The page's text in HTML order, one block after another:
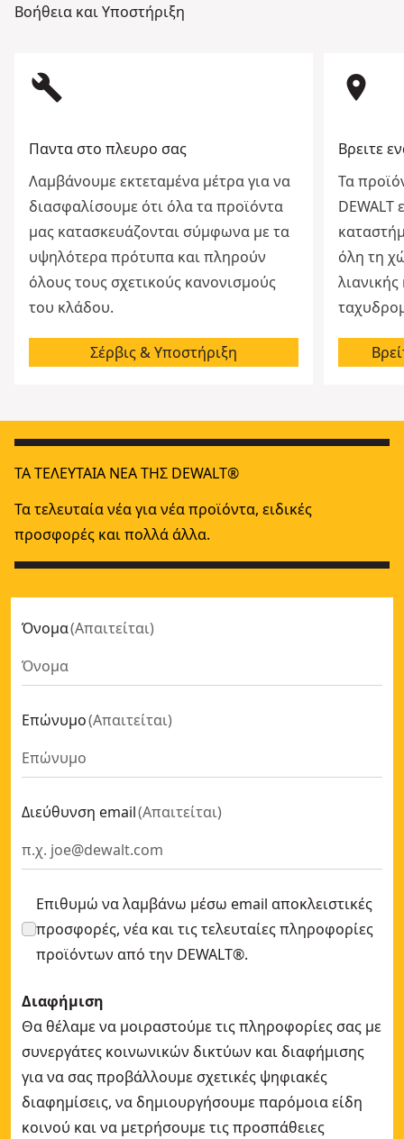
Βοήθεια και Υποστήριξη
build
Παντα στο πλευρο σας
Λαμβάνουμε εκτεταμένα μέτρα για να
διασφαλίσουμε ότι όλα τα προϊόντα
μας κατασκευάζονται σύμφωνα με τα
υψηλότερα πρότυπα και πληρούν
όλους τους σχετικούς κανονισμούς
του κλάδου.
Σέρβις & Υποστήριξη
room
Βρειτε
Τα
DEWALT
όλη τη
ΤΑ ΤΕΛΕΥΤΑΊΑ ΝΈΑ ΤΗΣ DEWALT®
Τα τελευταία νέα για νέα προϊόντα, ειδικές
προσφορές και πολλά άλλα.
Όνομα(Απαιτείται)
Επώνυμο(Απαιτείται)
Διεύθυνση email(Απαιτείται)
Επιθυμώ να λαμβάνω μέσω email αποκλειστικές
προσφορές, νέα και τις τελευταίες πληροφορίες
προϊόντων από την DEWALT®.
Διαφήμιση
Θα θέλαμε να μοιραστούμε τις πληροφορίες σας με
συνεργάτες κοινωνικών δικτύων και διαφήμισης
για να σας προβάλλουμε σχετικές ψηφιακές
διαφημίσεις, να δημιουργήσουμε παρόμοια είδη
κοινού και να μετρήσουμε τις προσπάθειες